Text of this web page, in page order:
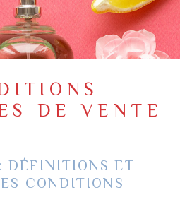
DE VENTE
DÉFINITIONS ET
CONDITIONS